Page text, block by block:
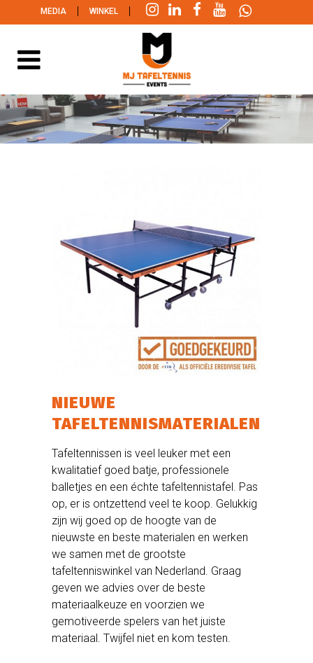
MEDIA | WINKEL |
NIEUWE
TAFELTENNISMATERIALEN
Tafeltennissen is veel leuker met een
kwalitatief goed batje, professionele
balletjes en een échte tafeltennistafel. Pas
op, er is ontzettend veel te koop. Gelukkig
zijn wij goed op de hoogte van de
nieuwste en beste materialen en werken
we samen met de grootste
tafeltenniswinkel van Nederland. Graag
geven we advies over de beste
materiaalkeuze en voorzien we
gemotiveerde spelers van het juiste
materiaal. Twijfel niet en kom testen.